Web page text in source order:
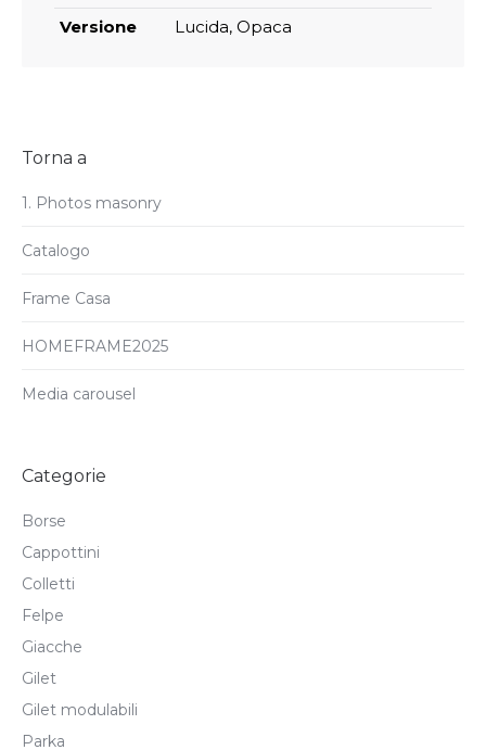
Versione
Lucida, Opaca
Torna a
1. Photos masonry
Catalogo
Frame Casa
HOMEFRAME2025
Media carousel
Categorie
Borse
Cappottini
Colletti
Felpe
Giacche
Gilet
Gilet modulabili
Parka